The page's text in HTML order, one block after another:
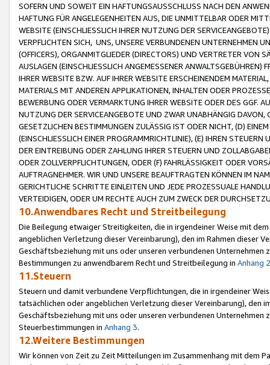
SOFERN UND SOWEIT EIN HAFTUNGSAUSSCHLUSS NACH DEN
HAFTUNG FÜR ANGELEGENHEITEN AUS, DIE UNMITTELBAR ODER
WEBSITE (EINSCHLIESSLICH IHRER NUTZUNG DER
VERPFLICHTEN SICH, UNS, UNSERE VERBUNDENEN UNTERNEHMEN
(OFFICERS), ORGANMITGLIEDER (DIRECTORS) UND VERTRETER VON
AUSLAGEN (EINSCHLIESSLICH ANGEMESSENER
IHRER WEBSITE BZW. AUF IHRER WEBSITE ERSCHEINENDEM
MATERIALS MIT ANDEREN APPLIKATIONEN, INHALTEN ODER
BEWERBUNG ODER VERMARKTUNG IHRER WEBSITE ODER DES GGF.
NUTZUNG DER SERVICEANGEBOTE UND ZWAR UNABHÄNGIG
GESETZLICHEN BESTIMMUNGEN ZULÄSSIG IST ODER NICHT, (D)
(EINSCHLIESSLICH EINER PROGRAMMRICHTLINIE), (E) IHREN
DER EINTREIBUNG ODER ZAHLUNG IHRER STEUERN UND
ODER ZOLLVERPFLICHTUNGEN, ODER (F) FAHRLÄSSIGKEIT ODER
AUFTRAGNEHMER. WIR UND UNSERE BEAUFTRAGTEN KÖNNEN IM
GERICHTLICHE SCHRITTE EINLEITEN UND JEDE PROZESSUALE
VERTEIDIGEN, ODER UM RECHTE AUCH ZUM ZWECK DER
10.Anwendbares Recht und Streitbeilegung
Die Beilegung etwaiger Streitigkeiten, die in irgendeiner Weise mit
angeblichen Verletzung dieser Vereinbarung), den im Rahmen dieser
Geschäftsbeziehung mit uns oder unseren verbundenen
Bestimmungen zu anwendbarem Recht und Streitbeilegung in Anhang 2
11.Steuern
Steuern und damit verbundene Verpflichtungen, die in irgendeiner
tatsächlichen oder angeblichen Verletzung dieser Vereinbarung), den
Geschäftsbeziehung mit uns oder unseren verbundenen
Steuerbestimmungen in Anhang 3.
12.Weitere Bestimmungen
Wir können von Zeit zu Zeit Mitteilungen im Zusammenhang mit dem